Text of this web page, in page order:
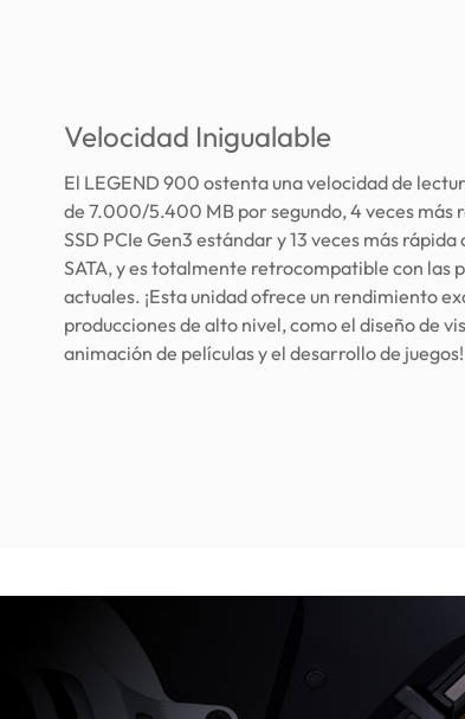
Velocidad Inigualable
El LEGEND 900 ostenta una velocidad de
de 7.000/5.400 MB por segundo, 4 veces más
SSD PCIe Gen3 estándar y 13 veces más rápida
SATA, y es totalmente retrocompatible con las
actuales. ¡Esta unidad ofrece un rendimiento
producciones de alto nivel, como el diseño de
animación de películas y el desarrollo de juegos!